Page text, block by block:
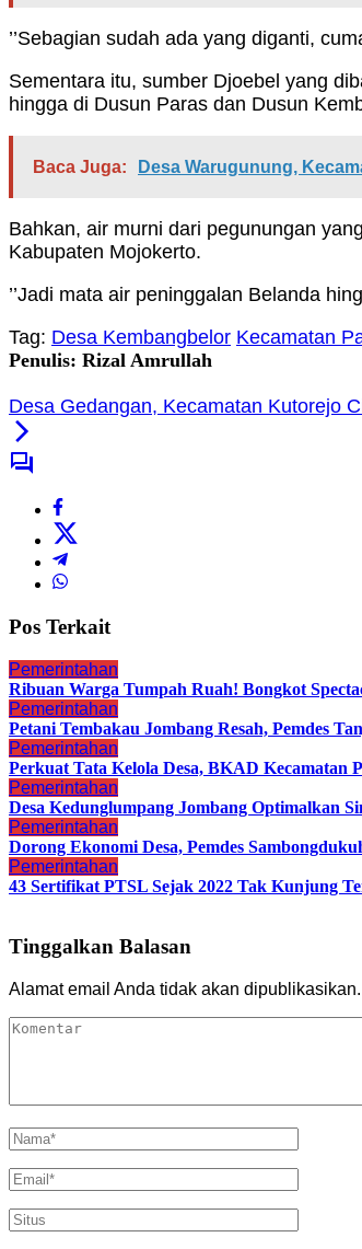
’’Sebagian sudah ada yang diganti,
Sementara itu, sumber Djoebel yang
hingga di Dusun Paras dan Dusun
Baca Juga: Desa Warugunung,
Bahkan, air murni dari pegunungan
Kabupaten Mojokerto.
’’Jadi mata air peninggalan Belanda
Tag: Desa Kembangbelor Kecamatan
Penulis: Rizal Amrullah
Desa Gedangan, Kecamatan Kutorejo
Pos Terkait
Pemerintahan
Ribuan Warga Tumpah Ruah! Bongkot
Pemerintahan
Petani Tembakau Jombang Resah, Pemdes
Pemerintahan
Perkuat Tata Kelola Desa, BKAD Kecamatan
Pemerintahan
Desa Kedunglumpang Jombang Optimalkan
Pemerintahan
Dorong Ekonomi Desa, Pemdes
Pemerintahan
43 Sertifikat PTSL Sejak 2022 Tak Kunjung
Tinggalkan Balasan
Alamat email Anda tidak akan dipublikasikan.